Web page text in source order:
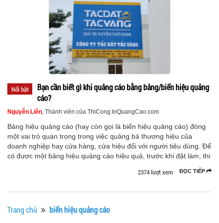
Nổi bật
Bạn cần biết gì khi quảng cáo bằng bảng/biển hiệu quảng
cáo?
Nguyễn Liên, Thành viên của ThiCong.InQuangCao.com
Bảng hiệu quảng cáo (hay còn gọi là biển hiệu quảng cáo) đóng
một vai trò quan trọng trong việc quảng bá thương hiệu của
doanh nghiệp hay cửa hàng, cửa hiệu đối với người tiêu dùng. Để
có được một bảng hiệu quảng cáo hiệu quả, trước khi đặt làm, thi
ĐỌC TIẾP
2374 lượt xem
Trang chủ biển hiệu quảng cáo